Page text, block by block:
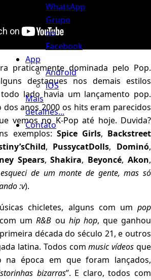
WhatsApp
Grupo
no
Facebook
App
Android
iOS
Mais
detalhes...
Contato
praticamente dominada pelo Pop.
destaques nos demais estilos
lado havia um lançamento pop.
dos anos 2000 os hits eram parecidos
vemos no K-Pop até hoje. Duvida?
exemplos: Spice Girls, Backstreet
, PussycatDolls, Dominó,
Spears,Shakira, Beyoncé,Akon,
de um monte de gente, mas só
:v).
chicletes, alguns com um pop
umR&B ou hip hop, que ganhou
década do século 21, e outros
latina. Todos commusic vídeos que
na época em que foram lançados,
bizarras”. E claro, todos com